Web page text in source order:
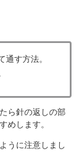
す方法。
ら針の返しの部
めします。
うに注意しまし